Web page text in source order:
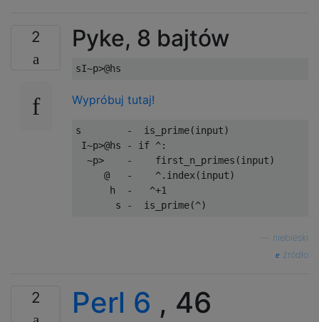
2 Pyke, 8 bajtów
Wypróbuj tutaj!
s        -  is_prime(input)
I~p>@hs - if ^:
  ~p>    -    first_n_primes(input)
     @   -    ^.index(input)
      h  -   ^+1
niebieski
źródło
2 Perl 6 , 46